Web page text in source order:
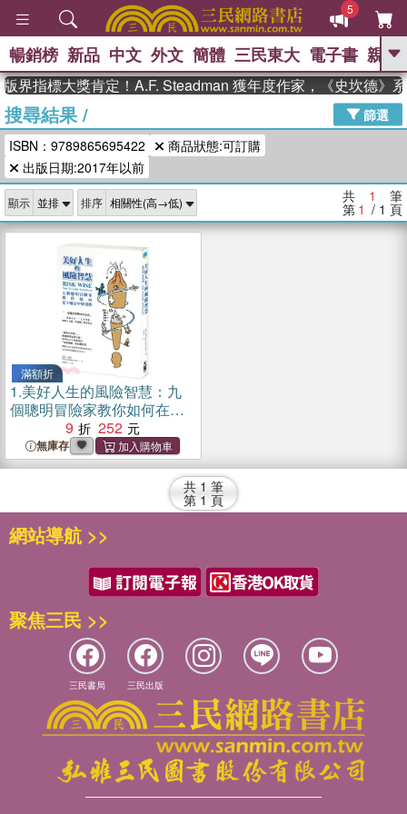
5
GO
高希均教授回憶錄
、 The Odyssey 、 父親節 、 如果歷
史是一群喵 、
登輝時代 、 數學女孩：黎曼猜想 、
偉大的迷走神經
暢銷榜 新品 中文 外文 簡體 三民東大 電子書 親子
界指標大獎肯定！A.F. Steadman 獲年度作家，《史坎德》
搜尋結果/
篩選
ISBN：9789865695422
商品狀態:可訂購
出版日期:2017年以前
顯示 排序 共 1 筆
第 1 / 1 頁
滿額折
1.美好人生的風險智慧：九
個聰明冒險家教你如何在不
確定中變勇敢
9 252
無庫存
共 1 筆
第 1 頁
網站導航 >>
聚焦三民 >>
三民書局 三民出版